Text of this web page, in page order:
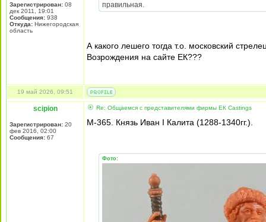
Зарегистрирован: 08
дек 2011, 19:01
Сообщения: 938
Откуда: Нижегородская
область
правильная.
А какого лешего тогда т.о. московский
Возрождения на сайте ЕК???
19 май 2026, 09:51
scipion
Зарегистрирован: 20
фев 2016, 02:00
Сообщения: 67
Re: Общаемся с представителями фирмы EК Castings
М-365. Князь Иван I Калита (1288-1340гг.).
Фото: